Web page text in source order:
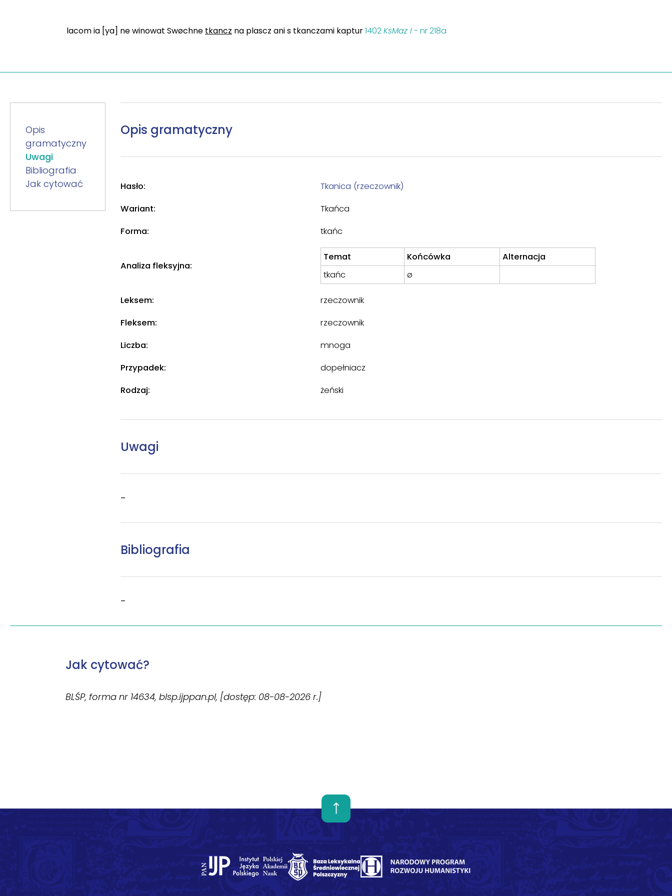
lacom ia [ya] ne winowat Swøchne tkancz na plascz ani s tkanczami kaptur1402KsMaz I- nr 218a
Opis
gramatyczny
Uwagi
Bibliografia
Jak cytować
Opis gramatyczny
Hasło:
Tkanica (rzeczownik)
Wariant:
Tkańca
Forma:
tkańc
Analiza fleksyjna:
Temat Końcówka
Alternacja
tkańc
ø
Leksem:
rzeczownik
Fleksem:
rzeczownik
Liczba:
mnoga
Przypadek:
dopełniacz
Rodzaj:
żeński
Uwagi
–
Bibliografia
–
Jak cytować?
BLŚP, forma nr 14634, blsp.ijppan.pl, [dostęp: 08-08-2026 r.]